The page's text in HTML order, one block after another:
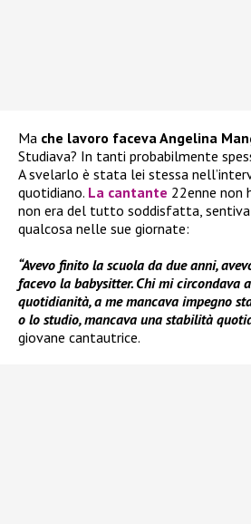
Ma che lavoro faceva Angelina
Studiava? In tanti probabilmente
A svelarlo è stata lei stessa
quotidiano. La cantante 22enne non
non era del tutto soddisfatta, sentiva
qualcosa nelle sue giornate:
“Avevo finito la scuola da due anni,
facevo la babysitter. Chi mi circondava
quotidianità, a me mancava impegno
o lo studio, mancava una stabilità
giovane cantautrice.